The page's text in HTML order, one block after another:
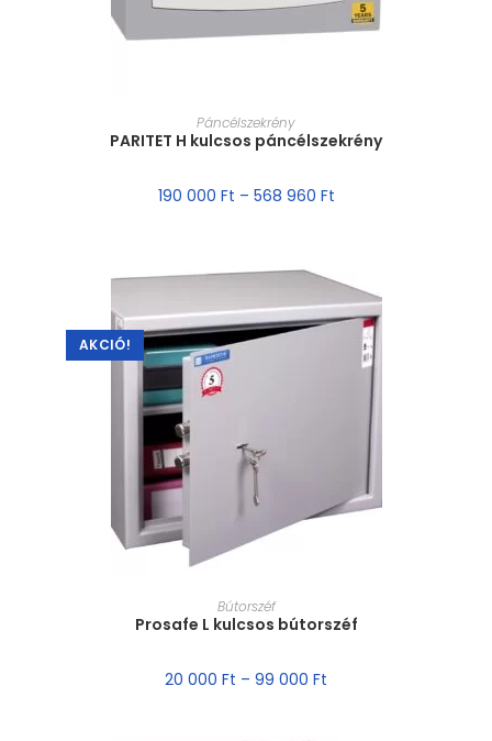
MÉRET VÁLASZTÁSA
Páncélszekrény
PARITET H kulcsos páncélszekrény
190 000 Ft – 568 960 Ft
AKCIÓ!
MÉRET VÁLASZTÁSA
Bútorszéf
Prosafe L kulcsos bútorszéf
20 000 Ft – 99 000 Ft